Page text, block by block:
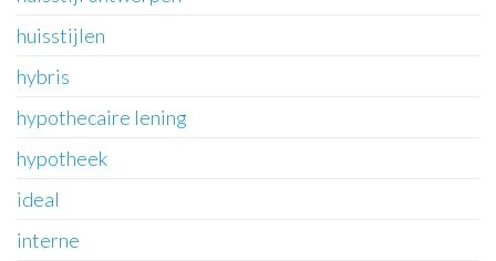
huisstijlen
hybris
hypothecaire lening
hypotheek
ideal
interne